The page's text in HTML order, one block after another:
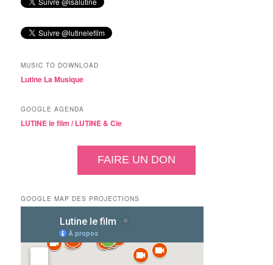
MUSIC TO DOWNLOAD
Lutine La Musique
GOOGLE AGENDA
LUTINE le film /LUTINE & Cie
FAIRE UN DON
GOOGLE MAP DES PROJECTIONS